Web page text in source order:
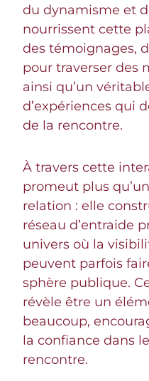
du dynamisme et
nourrissent cette
des témoignages,
pour traverser des
ainsi qu’un
d’expériences qui
de la rencontre.
À travers cette
promeut plus
relation : elle
réseau d’entraide
univers où la
peuvent parfois
sphère publique.
révèle être un
beaucoup,
la confiance dans
rencontre.